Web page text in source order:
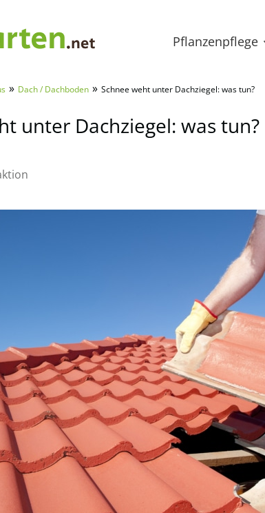
Pflanzenpflege
» Dach / Dachboden » Schnee weht unter Dachziegel: was tun?
unter Dachziegel: was tun?